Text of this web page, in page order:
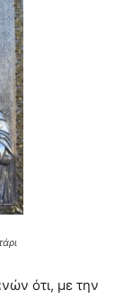
ότι, με την